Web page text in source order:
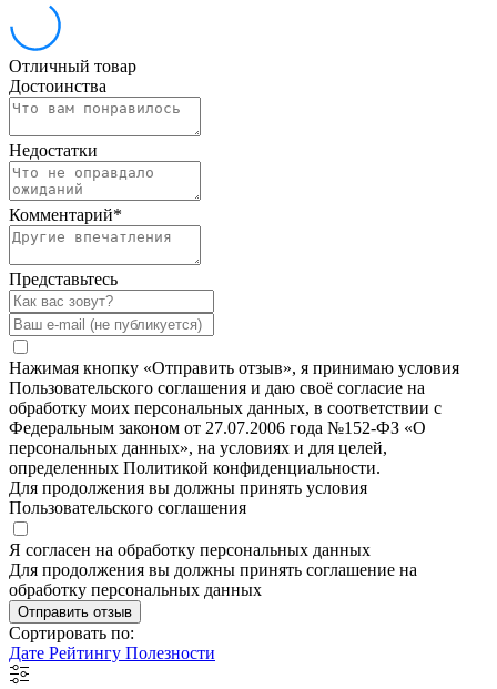
Отличный товар
Достоинства
Недостатки
Комментарий*
Представьтесь
Нажимая кнопку «Отправить отзыв», я принимаю условия
Пользовательского соглашения и даю своё согласие на
обработку моих персональных данных, в соответствии с
Федеральным законом от 27.07.2006 года №152-ФЗ «О
персональных данных», на условиях и для целей,
определенных Политикой конфиденциальности.
Для продолжения вы должны принять условия
Пользовательского соглашения
Я согласен на обработку персональных данных
Для продолжения вы должны принять соглашение на
обработку персональных данных
Отправить отзыв
Сортировать по:
Дате Рейтингу Полезности